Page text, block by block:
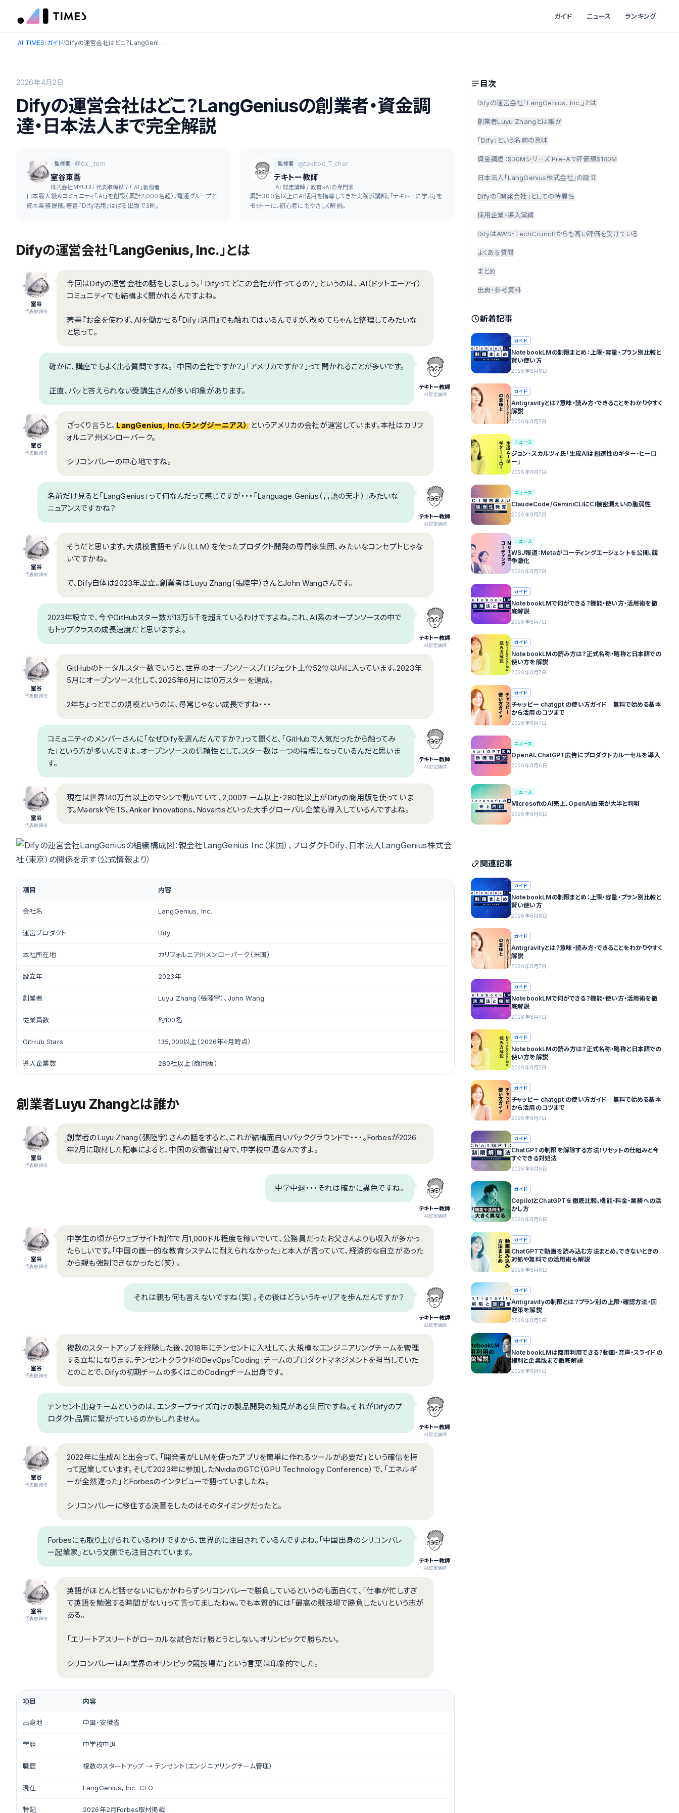
ガイド ニュース ランキング
.AI TIMES/ガイド/ Difyの運営会社はどこ？LangGeniusの創業者・資金調達・日本法人まで完全解説
2026年4月2日
Difyの運営会社はどこ？LangGeniusの創業者・資金調
達・日本法人まで完全解説
監修者 @0x__tom
室谷東吾
株式会社MYUUU 代表取締役 / 「.AI」創設者
日本最大級AIコミュニティ「.AI」を創設（累計2,000名超）。電通グループと
資本業務提携。著書『Dify活用』はぱる出版で3刷。
監修者 @tekitoo_T_cher
テキトー教師
.AI 認定講師 / 教育×AIの専門家
累計300名以上にAI活用を指導してきた実践派講師。「テキトーに学ぶ」を
モットーに、初心者にもやさしく解説。
Difyの運営会社「LangGenius, Inc.」とは
室谷
代表取締役
今回はDifyの運営会社の話をしましょう。「Difyってどこの会社が作ってるの？」というのは、.AI（ドットエーアイ）
コミュニティでも結構よく聞かれるんですよね。
著書『お金を使わず、AIを働かせる「Dify」活用』でも触れてはいるんですが、改めてちゃんと整理してみたいな
と思って。
テキトー教師
.AI認定講師
確かに、講座でもよく出る質問ですね。「中国の会社ですか？」「アメリカですか？」って聞かれることが多いです。
正直、パッと答えられない受講生さんが多い印象があります。
室谷
代表取締役
ざっくり言うと、LangGenius, Inc.（ラングジーニアス）というアメリカの会社が運営しています。本社はカリフ
ォルニア州メンローパーク。
シリコンバレーの中心地ですね。
テキトー教師
.AI認定講師
名前だけ見ると「LangGenius」って何なんだって感じですが・・・「Language Genius（言語の天才）」みたいな
ニュアンスですかね？
室谷
代表取締役
そうだと思います。大規模言語モデル（LLM）を使ったプロダクト開発の専門家集団、みたいなコンセプトじゃな
いですかね。
で、Dify自体は2023年設立。創業者はLuyu Zhang（張陸宇）さんとJohn Wangさんです。
テキトー教師
.AI認定講師
2023年設立で、今やGitHubスター数が13万5千を超えているわけですよね。これ、AI系のオープンソースの中で
もトップクラスの成長速度だと思いますよ。
室谷
代表取締役
GitHubのトータルスター数でいうと、世界のオープンソースプロジェクト上位52位以内に入っています。2023年
5月にオープンソース化して、2025年6月には10万スターを達成。
2年ちょっとでこの規模というのは、尋常じゃない成長ですね・・・
テキトー教師
.AI認定講師
コミュニティのメンバーさんに「なぜDifyを選んだんですか？」って聞くと、「GitHubで人気だったから触ってみ
た」という方が多いんですよ。オープンソースの信頼性として、スター数は一つの指標になっているんだと思いま
す。
室谷
代表取締役
現在は世界140万台以上のマシンで動いていて、2,000チーム以上・280社以上がDifyの商用版を使っていま
す。MaerskやETS、Anker Innovations、Novartisといった大手グローバル企業も導入しているんですよね。
項目 内容
会社名 LangGenius, Inc.
運営プロダクト Dify
本社所在地 カリフォルニア州メンローパーク（米国）
設立年 2023年
創業者 Luyu Zhang（張陸宇）、John Wang
従業員数 約100名
GitHub Stars 135,000以上（2026年4月時点）
導入企業数 280社以上（商用版）
創業者Luyu Zhangとは誰か
室谷
代表取締役
創業者のLuyu Zhang（張陸宇）さんの話をすると、これが結構面白いバックグラウンドで・・・。Forbesが2026
年2月に取材した記事によると、中国の安徽省出身で、中学校中退なんですよ。
テキトー教師
.AI認定講師
中学中退・・・それは確かに異色ですね。
室谷
代表取締役
中学生の頃からウェブサイト制作で月1,000ドル程度を稼いでいて、公務員だったお父さんよりも収入が多かっ
たらしいです。「中国の画一的な教育システムに耐えられなかった」と本人が言っていて、経済的な自立があった
から親も強制できなかったと（笑）。
テキトー教師
.AI認定講師
それは親も何も言えないですね（笑）。その後はどういうキャリアを歩んだんですか？
室谷
代表取締役
複数のスタートアップを経験した後、2018年にテンセントに入社して、大規模なエンジニアリングチームを管理
する立場になります。テンセントクラウドのDevOps「Coding」チームのプロダクトマネジメントを担当していた
とのことで、Difyの初期チームの多くはこのCodingチーム出身です。
テキトー教師
.AI認定講師
テンセント出身チームというのは、エンタープライズ向けの製品開発の知見がある集団ですね。それがDifyのプ
ロダクト品質に繋がっているのかもしれません。
室谷
代表取締役
2022年に生成AIと出会って、「開発者がLLMを使ったアプリを簡単に作れるツールが必要だ」という確信を持
って起業しています。そして2023年に参加したNvidiaのGTC（GPU Technology Conference）で、「エネルギ
ーが全然違った」とForbesのインタビューで語っていましたね。
シリコンバレーに移住する決意をしたのはそのタイミングだったと。
テキトー教師
.AI認定講師
Forbesにも取り上げられているわけですから、世界的に注目されているんですよね。「中国出身のシリコンバレ
ー起業家」という文脈でも注目されています。
室谷
代表取締役
英語がほとんど話せないにもかかわらずシリコンバレーで勝負しているというのも面白くて、「仕事が忙しすぎ
て英語を勉強する時間がない」って言ってましたねw。でも本質的には「最高の競技場で勝負したい」という志が
ある。
「エリートアスリートがローカルな試合だけ勝とうとしない。オリンピックで勝ちたい。
シリコンバレーはAI業界のオリンピック競技場だ」という言葉は印象的でした。
項目 内容
出身地 中国・安徽省
学歴 中学校中退
職歴 複数のスタートアップ → テンセント（エンジニアリングチーム管理）
現在 LangGenius, Inc. CEO
特記 2026年2月Forbes取材掲載
目次
Difyの運営会社「LangGenius, Inc.」とは
創業者Luyu Zhangとは誰か
「Dify」という名前の意味
資金調達：$30Mシリーズ Pre-Aで評価額$180M
日本法人「LangGenius株式会社」の設立
Difyの「開発会社」としての特異性
採用企業・導入実績
DifyはAWS・TechCrunchからも高い評価を受けている
よくある質問
まとめ
出典・参考資料
新着記事
ガイド
NotebookLMの制限まとめ：上限・容量・プラン別比較と
賢い使い方
2026年8月8日
ガイド
Antigravityとは？意味・読み方・できることをわかりやすく
解説
2026年8月7日
ニュース
ジョン・スカルツィ氏「生成AIは創造性のギター・ヒーロ
ー」
2026年8月7日
ニュース
ClaudeCode/GeminiCLIにCI機密漏えいの脆弱性
2026年8月7日
ニュース
WSJ報道：Metaがコーディングエージェントを公開、競
争激化
2026年8月7日
ガイド
NotebookLMで何ができる？機能・使い方・活用術を徹
底解説
2026年8月7日
ガイド
NotebookLMの読み方は？正式名称・略称と日本語での
使い方を解説
2026年8月7日
ガイド
チャッピー chatgpt の使い方ガイド｜無料で始める基本
から活用のコツまで
2026年8月7日
ニュース
OpenAI、ChatGPT広告にプロダクトカルーセルを導入
2026年8月6日
ニュース
MicrosoftのAI売上、OpenAI由来が大半と判明
2026年8月6日
関連記事
ガイド
NotebookLMの制限まとめ：上限・容量・プラン別比較と
賢い使い方
2026年8月8日
ガイド
Antigravityとは？意味・読み方・できることをわかりやすく
解説
2026年8月7日
ガイド
NotebookLMで何ができる？機能・使い方・活用術を徹
底解説
2026年8月7日
ガイド
NotebookLMの読み方は？正式名称・略称と日本語での
使い方を解説
2026年8月7日
ガイド
チャッピー chatgpt の使い方ガイド｜無料で始める基本
から活用のコツまで
2026年8月7日
ガイド
ChatGPTの制限を解除する方法！リセットの仕組みと今
すぐできる対処法
2026年8月6日
ガイド
CopilotとChatGPTを徹底比較。機能・料金・業務への活
かし方
2026年8月6日
ガイド
ChatGPTで動画を読み込む方法まとめ。できないときの
対処や無料での活用術も解説
2026年8月6日
ガイド
Antigravityの制限とは？プラン別の上限・確認方法・回
避策を解説
2026年8月5日
ガイド
NotebookLMは商用利用できる？動画・音声・スライドの
権利と企業版まで徹底解説
2026年8月5日